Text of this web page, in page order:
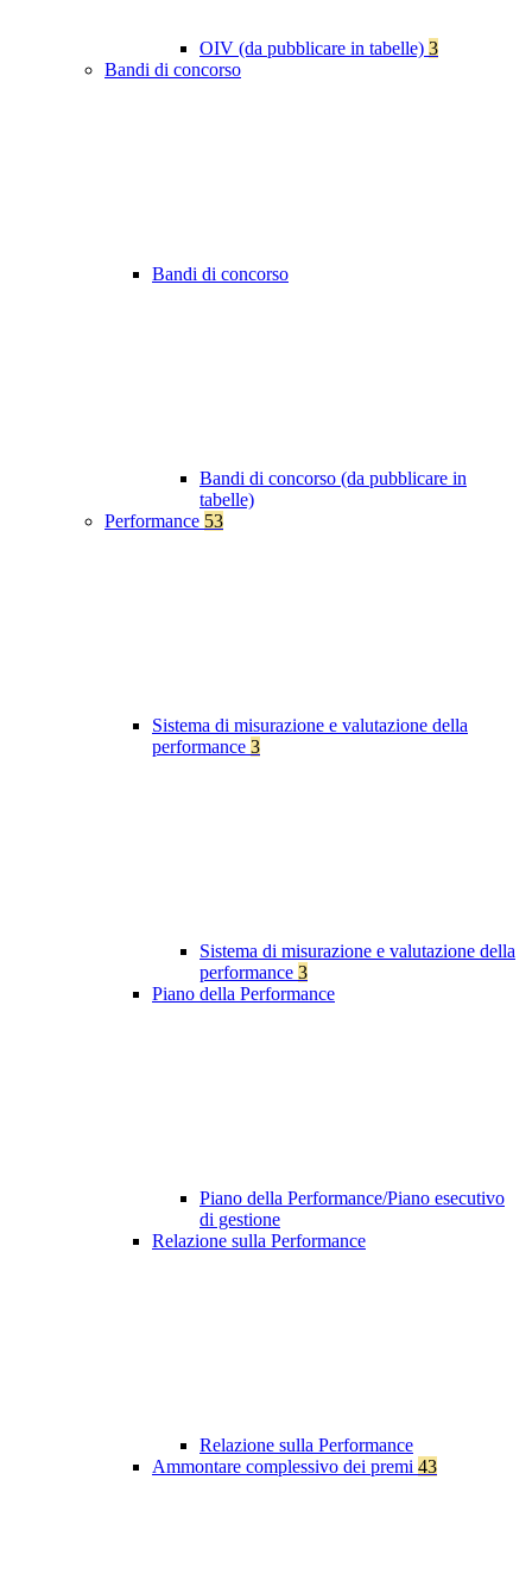
OIV (da pubblicare in tabelle) 3
Bandi di concorso
Bandi di concorso
Bandi di concorso (da pubblicare in
tabelle)
Performance 53
Sistema di misurazione e valutazione della
performance 3
Sistema di misurazione e valutazione della
performance 3
Piano della Performance
Piano della Performance/Piano esecutivo
di gestione
Relazione sulla Performance
Relazione sulla Performance
Ammontare complessivo dei premi 43